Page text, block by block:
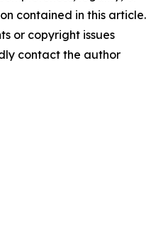
contained in this article.
or copyright issues
contact the author